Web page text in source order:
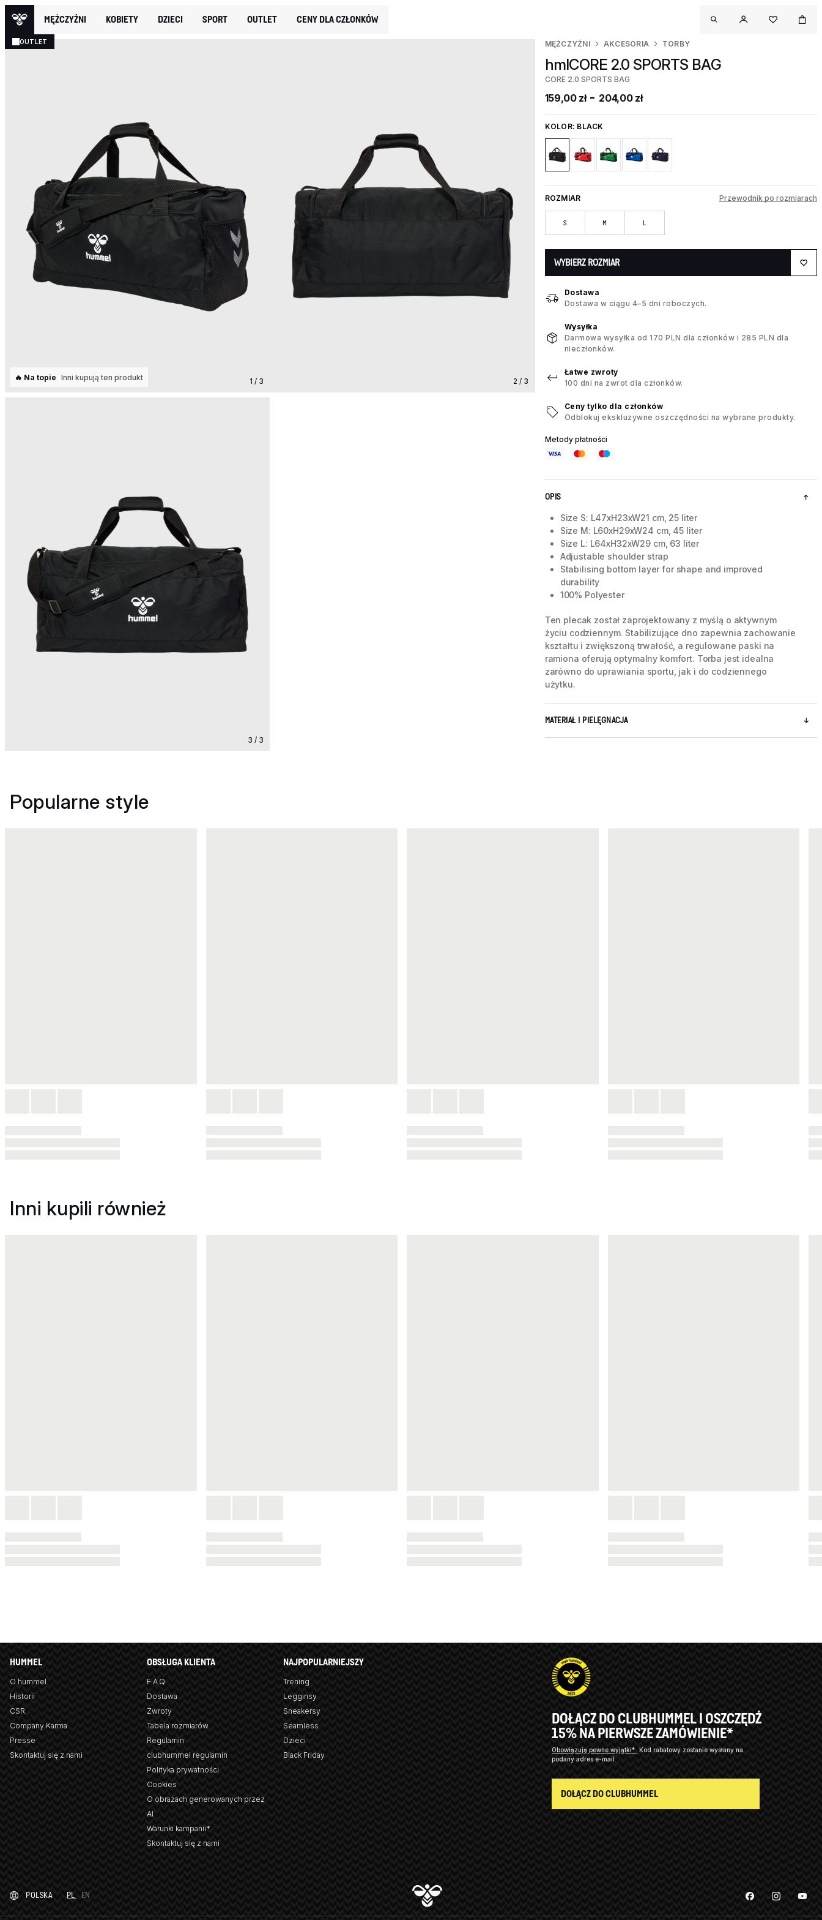
MĘŻCZYŹNI KOBIETY DZIECI SPORT OUTLET CENY DLA CZŁONKÓW
OUTLET
1 / 3
🔥 Na topie Inni kupują ten produkt 2 / 3
3 / 3
MĘŻCZYŹNI AKCESORIA TORBY
hmlCORE 2.0 SPORTS BAG
CORE 2.0 SPORTS BAG
159,00 zł - 204,00 zł
KOLOR: BLACK
ROZMIAR Przewodnik po rozmiarach
S M L
WYBIERZ ROZMIAR
Dostawa
Dostawa w ciągu 4–5 dni roboczych.
Wysyłka
Darmowa wysyłka od 170 PLN dla członków i 285 PLN dla
nieczłonków.
Łatwe zwroty
100 dni na zwrot dla członków.
Ceny tylko dla członków
Odblokuj ekskluzywne oszczędności na wybrane produkty.
Metody płatności
OPIS
Size S: L47xH23xW21 cm, 25 liter
Size M: L60xH29xW24 cm, 45 liter
Size L: L64xH32xW29 cm, 63 liter
Adjustable shoulder strap
Stabilising bottom layer for shape and improved
durability
100% Polyester
Ten plecak został zaprojektowany z myślą o aktywnym
życiu codziennym. Stabilizujące dno zapewnia zachowanie
kształtu i zwiększoną trwałość, a regulowane paski na
ramiona oferują optymalny komfort. Torba jest idealna
zarówno do uprawiania sportu, jak i do codziennego
użytku.
MATERIAŁ I PIELĘGNACJA
Popularne style
Inni kupili również
HUMMEL
O hummel
Historii
CSR
Company Karma
Presse
Skontaktuj się z nami
OBSŁUGA KLIENTA
F.A.Q
Dostawa
Zwroty
Tabela rozmiarów
Regulamin
clubhummel regulamin
Polityka prywatności
Cookies
O obrazach generowanych przez
AI
Warunki kampanii*
Skontaktuj się z nami
NAJPOPULARNIEJSZY
Trening
Legginsy
Sneakersy
Seamless
Dzieci
Black Friday
DOŁĄCZ DO CLUBHUMMEL I OSZCZĘDŹ
15% NA PIERWSZE ZAMÓWIENIE*
Obowiązują pewne wyjątki* Kod rabatowy zostanie wysłany na
podany adres e-mail.
DOŁĄCZ DO CLUBHUMMEL
POLSKA PL EN